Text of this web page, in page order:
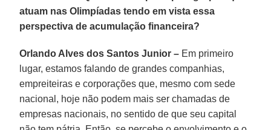
atuam nas Olimpíadas tendo em vista essa
perspectiva de acumulação financeira?
Orlando Alves dos Santos Junior – Em primeiro
lugar, estamos falando de grandes companhias,
empreiteiras e corporações que, mesmo com sede
nacional, hoje não podem mais ser chamadas de
empresas nacionais, no sentido de que seu capital